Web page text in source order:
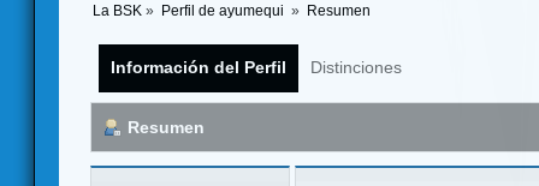
La BSK » Perfil de ayumequi » Resumen
Información del Perfil Distinciones
Resumen